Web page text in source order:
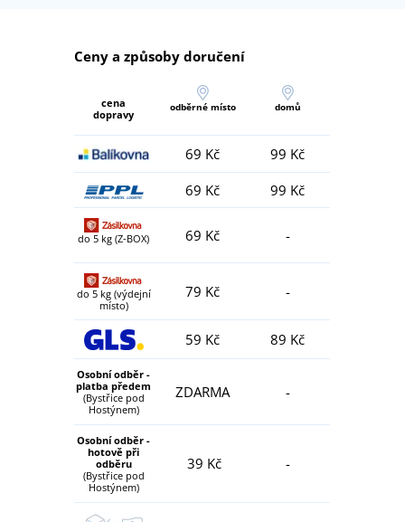
Ceny a způsoby doručení
cena
dopravy
odběrné místo domů
69 Kč
99 Kč
69 Kč
99 Kč
do 5 kg (Z-BOX) 69 Kč -
do 5 kg (výdejní
místo)
79 Kč -
59 Kč 89 Kč
Osobní odběr -
platba předem
(Bystřice pod
Hostýnem)
ZDARMA -
Osobní odběr -
hotově při
odběru
(Bystřice pod
Hostýnem)
39 Kč -